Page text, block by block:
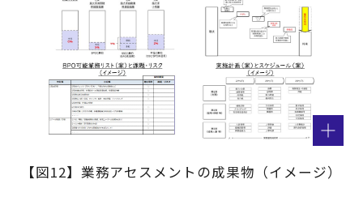
【図12】業務アセスメントの成果物（イメージ）